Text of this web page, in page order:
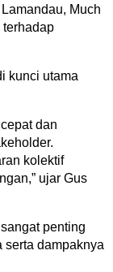
Much
terhadap
kunci utama
dan
kolektif
ujar Gus
penting
serta dampaknya